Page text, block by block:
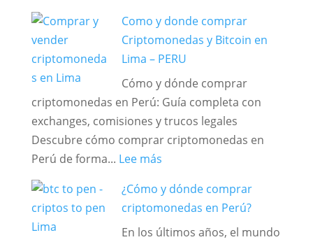
Welcome
Peru,
Tourists
and
Businesspeople!
Exchange
Your
for
Cash
Como y donde comprar
Criptomonedas y Bitcoin en
Lima – PERU
Cómo y dónde comprar
criptomonedas en Perú: Guía completa con
exchanges, comisiones y trucos legales
Descubre cómo comprar criptomonedas en
Perú de forma... Lee más:
y
donde
comprar
¿Cómo y dónde comprar
criptomonedas en Perú?
En los últimos años, el mundo